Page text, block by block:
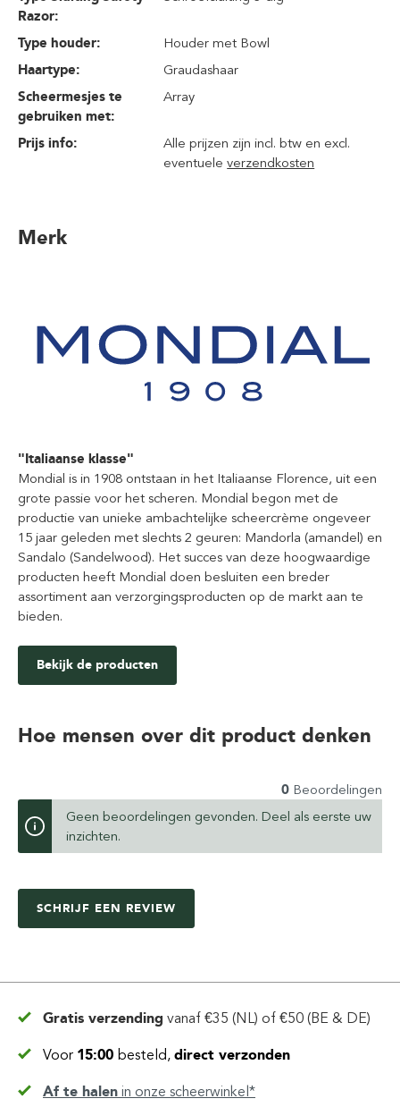
Razor:
Type houder:
Houder met Bowl
Haartype:
Graudashaar
Scheermesjes te
gebruiken met:
Array
Prijs info:
Alle prijzen zijn incl. btw en excl.
eventueleverzendkosten
Merk
"Italiaanse klasse"
Mondial is in 1908 ontstaan in het Italiaanse Florence, uit een
grote passie voor het scheren. Mondial begon met de
productie van unieke ambachtelijke scheercrème ongeveer
15 jaar geleden met slechts 2 geuren: Mandorla (amandel) en
Sandalo (Sandelwood). Het succes van deze hoogwaardige
producten heeft Mondial doen besluiten een breder
assortiment aan verzorgingsproducten op de markt aan te
bieden.
Bekijk de producten
Hoe mensen over dit product denken
0 Beoordelingen
Geen beoordelingen gevonden. Deel als eerste uw
inzichten.
SCHRIJF EEN REVIEW
Gratis verzending vanaf €35 (NL) of €50 (BE & DE)
Voor 15:00 besteld, direct verzonden
Af te halen in onze scheerwinkel*